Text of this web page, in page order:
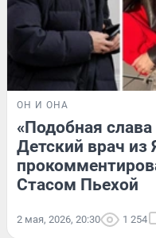
ОН И ОНА
«Подобная
Детский врач из
Стасом Пьехой
2 мая, 2026, 20:30 1 254